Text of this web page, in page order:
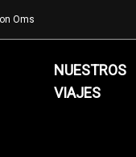
Oms
NUESTROS
VIAJES